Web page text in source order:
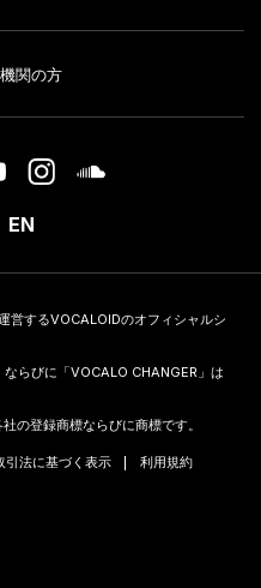
関の方
EN
営するVOCALOIDのオフィシャルシ
らびに「VOCALO CHANGER」は
の登録商標ならびに商標です。
引法に基づく表示 利用規約